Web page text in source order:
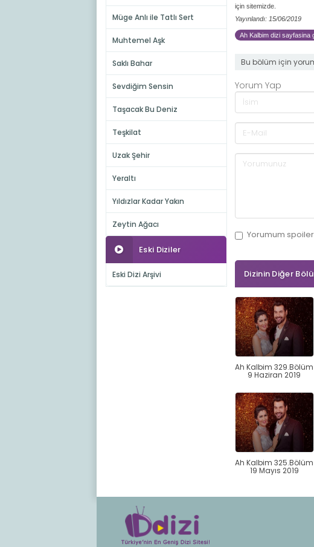
Müge Anlı ile Tatlı Sert
Muhtemel Aşk
Saklı Bahar
Sevdiğim Sensin
Taşacak Bu Deniz
Teşkilat
Uzak Şehir
Yeraltı
Yıldızlar Kadar Yakın
Zeytin Ağacı
Eski Diziler
Eski Dizi Arşivi
için sitemizde.
Yayınlandı: 15/06/2019
Ah Kalbim dizi sayfasina
Bu bölüm için
Yorum Yap
Yorumum spoiler
Dizinin Diğer
Ah Kalbim 329.Bölüm
9 Haziran 2019
Ah Kalbim 325.Bölüm
19 Mayıs 2019